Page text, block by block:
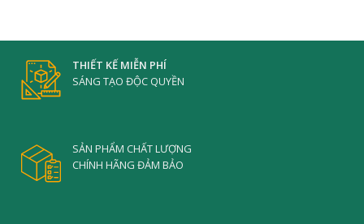
THIẾT KẾ MIỄN PHÍ
SÁNG TẠO ĐỘC QUYỀN
SẢN PHẨM CHẤT LƯỢNG
CHÍNH HÃNG ĐẢM BẢO